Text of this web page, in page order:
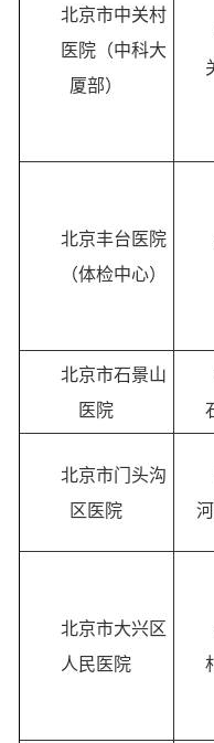
北京市中关村
医院（中科大
厦部）
北京丰台医院
（体检中心）
北京市石景山
医院
北京市门头沟
区医院
北京市大兴区
人民医院